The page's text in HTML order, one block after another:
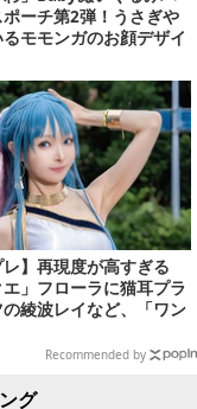
ーチ第2弾！うさぎや
モモンガのお顔デザイ
8月下旬プライズ展開
レ】再現度が高すぎる
エ」フローラに猫耳プラ
綾波レイなど、「ワン
集結した美女レイヤー
33枚】Recommended by
グ